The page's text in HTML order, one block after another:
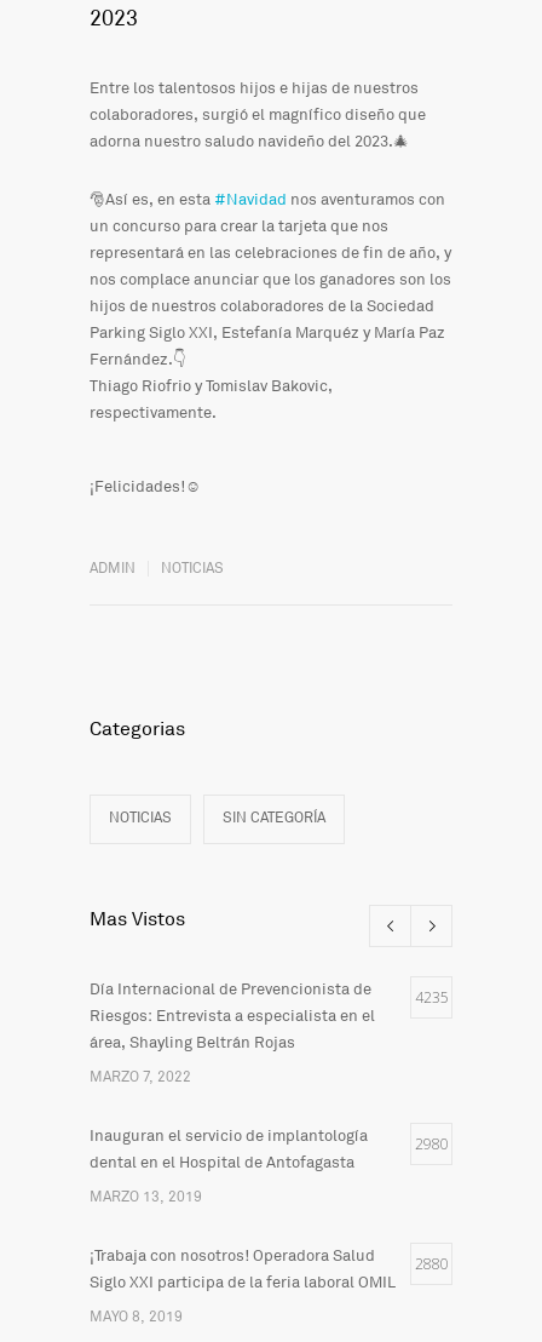
2023
Entre los talentosos hijos e hijas de nuestros
colaboradores, surgió el magnífico diseño que
adorna nuestro saludo navideño del 2023.🎄
🎅Así es, en esta #Navidad nos aventuramos con
un concurso para crear la tarjeta que nos
representará en las celebraciones de fin de año, y
nos complace anunciar que los ganadores son los
hijos de nuestros colaboradores de la Sociedad
Parking Siglo XXI, Estefanía Marquéz y María Paz
Fernández.👇
Thiago Riofrio y Tomislav Bakovic,
respectivamente.
¡Felicidades!☺️
ADMIN NOTICIAS
Categorias
NOTICIAS SIN CATEGORÍA
Mas Vistos
Día Internacional de Prevencionista de
Riesgos: Entrevista a especialista en el
área, Shayling Beltrán Rojas
4235
MARZO 7, 2022
Inauguran el servicio de implantología
dental en el Hospital de Antofagasta
2980
MARZO 13, 2019
¡Trabaja con nosotros! Operadora Salud
Siglo XXI participa de la feria laboral OMIL
2880
MAYO 8, 2019